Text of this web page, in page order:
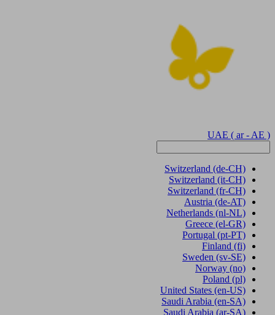
UAE ( ar - AE )
Switzerland (de-CH)
Switzerland (it-CH)
Switzerland (fr-CH)
Austria (de-AT)
Netherlands (nl-NL)
Greece (el-GR)
Portugal (pt-PT)
Finland (fi)
Sweden (sv-SE)
Norway (no)
Poland (pl)
United States (en-US)
Saudi Arabia (en-SA)
Saudi Arabia (ar-SA)